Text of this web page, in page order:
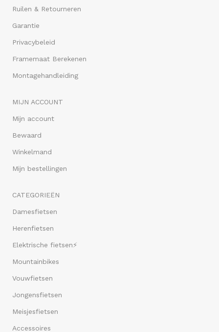
Ruilen & Retourneren
Garantie
Privacybeleid
Framemaat Berekenen
Montagehandleiding
MIJN ACCOUNT
Mijn account
Bewaard
Winkelmand
Mijn bestellingen
CATEGORIEËN
Damesfietsen
Herenfietsen
Elektrische fietsen⚡
Mountainbikes
Vouwfietsen
Jongensfietsen
Meisjesfietsen
Accessoires